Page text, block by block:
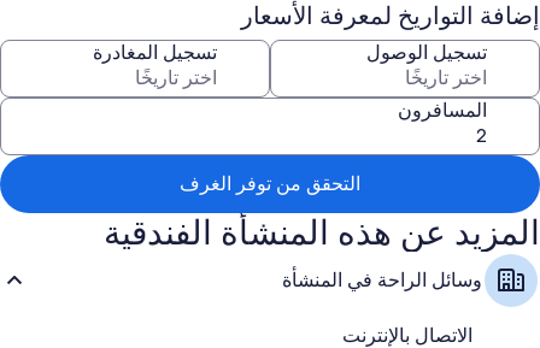
مثل إنترنت لاسلكي مجاناً.
تشمل اللوازم المتوفرة في جميع الغرفة الأخرى:
حمامات مزودة بتجهيزات دش
مطابخ، وغسالات أطباق، وأجهزة ميكروويف
إضافة التواريخ لمعرفة الأسعار
تسجيل الوصول تسجيل المغادرة
المسافرون
التحقق من توفر الغرف
المزيد عن هذه المنشأة الفندقية
وسائل الراحة في المنشأة
الاتصال بالإنترنت